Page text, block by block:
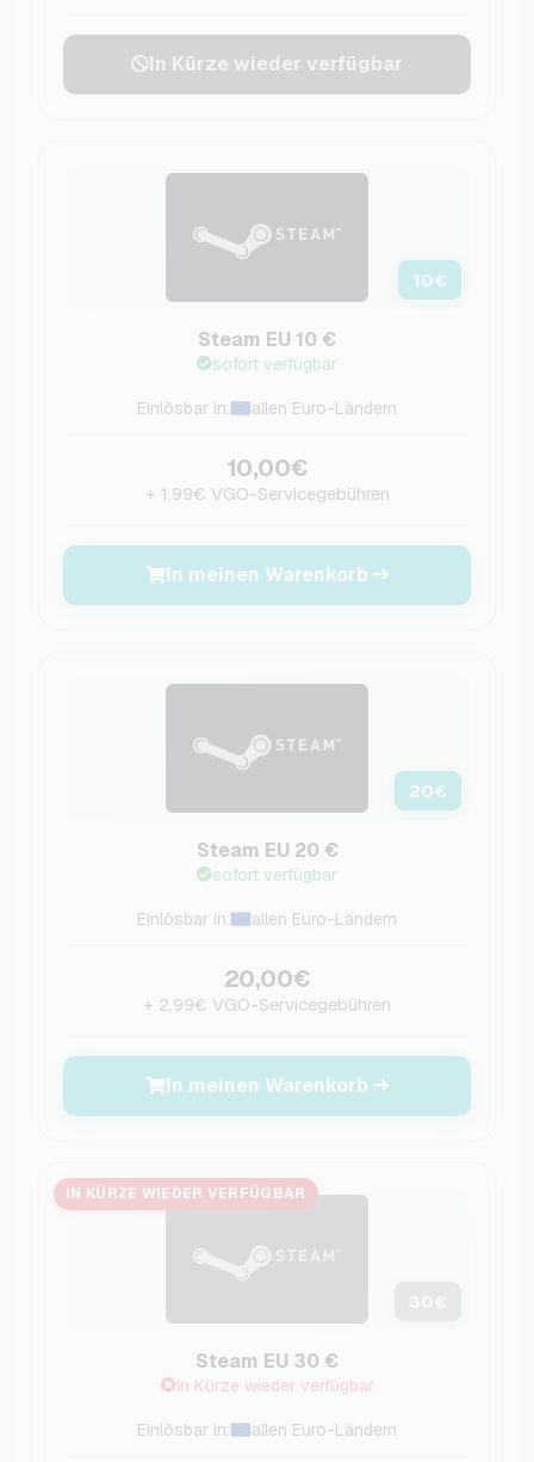
In Kürze wieder verfügbar
10€
Steam EU 10 €
sofort verfügbar
Einlösbar in: allen Euro-Ländern
10,00€
+ 1,99€ VGO-Servicegebühren
In meinen Warenkorb
20€
Steam EU 20 €
sofort verfügbar
Einlösbar in: allen Euro-Ländern
20,00€
+ 2,99€ VGO-Servicegebühren
In meinen Warenkorb
IN KÜRZE WIEDER VERFÜGBAR
Steam EU 30 €
In Kürze wieder verfügbar
Einlösbar in: allen Euro-Ländern